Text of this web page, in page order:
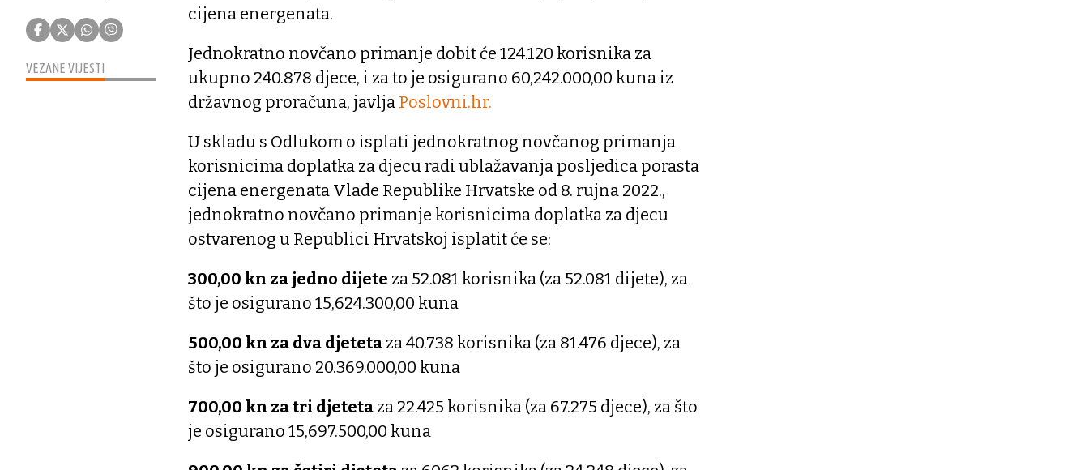
VEZANE VIJESTI
cijena energenata.
Jednokratno novčano primanje dobit će 124.120 korisnika za
ukupno 240.878 djece, i za to je osigurano 60,242.000,00 kuna iz
državnog proračuna, javlja Poslovni.hr.
U skladu s Odlukom o isplati jednokratnog novčanog primanja
korisnicima doplatka za djecu radi ublažavanja posljedica porasta
cijena energenata Vlade Republike Hrvatske od 8. rujna 2022.,
jednokratno novčano primanje korisnicima doplatka za djecu
ostvarenog u Republici Hrvatskoj isplatit će se:
300,00 kn za jedno dijete za 52.081 korisnika (za 52.081 dijete), za
što je osigurano 15,624.300,00 kuna
500,00 kn za dva djeteta za 40.738 korisnika (za 81.476 djece), za
što je osigurano 20.369.000,00 kuna
700,00 kn za tri djeteta za 22.425 korisnika (za 67.275 djece), za što
je osigurano 15,697.500,00 kuna